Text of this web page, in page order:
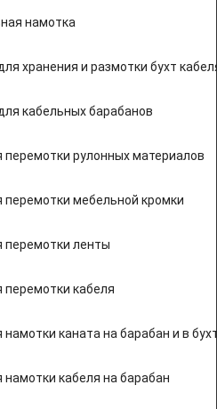
намотка
хранения и размотки бухт
кабельных барабанов
перемотки рулонных материалов
перемотки мебельной кромки
перемотки ленты
перемотки кабеля
намотки каната на барабан и в
намотки кабеля на барабан